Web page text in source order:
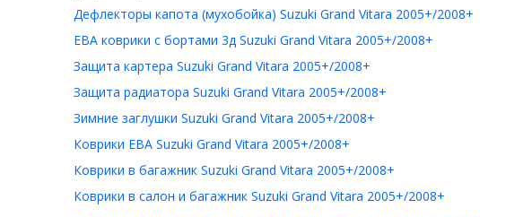
Дефлекторы капота (мухобойка) Suzuki Grand Vitara 2005+/2008+
ЕВА коврики с бортами 3д Suzuki Grand Vitara 2005+/2008+
Защита картера Suzuki Grand Vitara 2005+/2008+
Защита радиатора Suzuki Grand Vitara 2005+/2008+
Зимние заглушки Suzuki Grand Vitara 2005+/2008+
Коврики ЕВА Suzuki Grand Vitara 2005+/2008+
Коврики в багажник Suzuki Grand Vitara 2005+/2008+
Коврики в салон и багажник Suzuki Grand Vitara 2005+/2008+